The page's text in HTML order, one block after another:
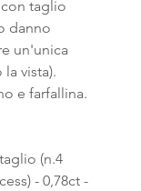
taglio
danno
un'unica
vista).
e farfallina.
(n.4
- 0,78ct -